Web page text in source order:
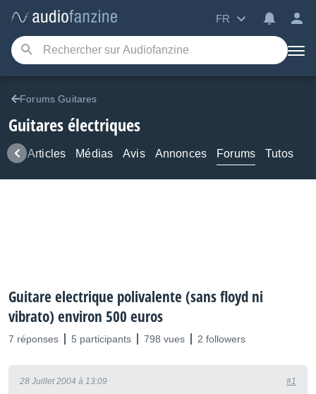
FR
Forums Guitares
Guitares électriques
Articles Médias Avis Annonces Forums Tutos
Guitare electrique polivalente (sans floyd ni
vibrato) environ 500 euros
7 réponses 5 participants 798 vues 2 followers
28 Juillet 2004 à 13:09 #1